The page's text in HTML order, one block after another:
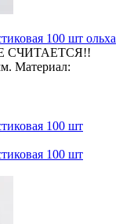
100 шт ольха
СЧИТАЕТСЯ!!
Материал:
100 шт
100 шт